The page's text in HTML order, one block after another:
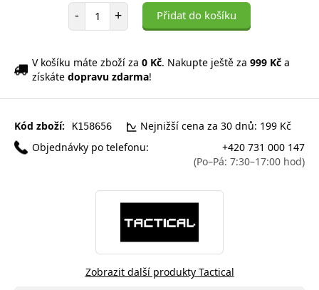
- Počet položek
+ Přidat do košíku
V košíku máte zboží za 0 Kč. Nakupte ještě za 999 Kč a
získáte dopravu zdarma!
Kód zboží: K158656
Nejnižší cena za 30 dnů: 199 Kč
Objednávky po telefonu:
+420 731 000 147
(Po–Pá: 7:30–17:00 hod)
Zobrazit další produkty Tactical